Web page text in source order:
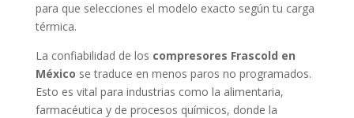
para que selecciones el modelo exacto según tu carga
térmica.
La confiabilidad de los compresores Frascold en
México se traduce en menos paros no programados.
Esto es vital para industrias como la alimentaria,
farmacéutica y de procesos químicos, donde la